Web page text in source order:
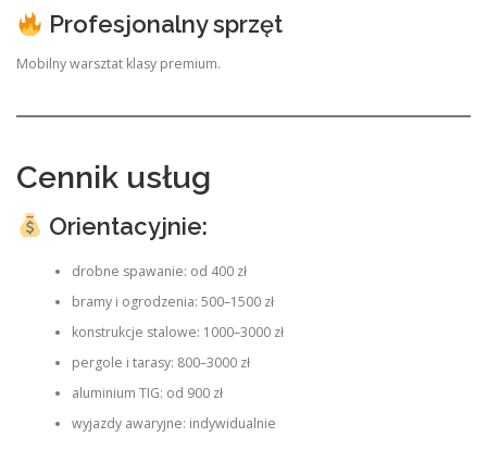
Profesjonalny sprzęt
Mobilny warsztat klasy premium.
Cennik usług
Orientacyjnie:
drobne spawanie: od 400 zł
bramy i ogrodzenia: 500–1500 zł
konstrukcje stalowe: 1000–3000 zł
pergole i tarasy: 800–3000 zł
aluminium TIG: od 900 zł
wyjazdy awaryjne: indywidualnie